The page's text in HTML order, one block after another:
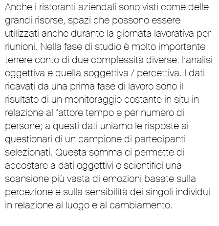
Anche i ristoranti aziendali sono visti come delle
grandi risorse, spazi che possono essere
utilizzati anche durante la giornata lavorativa per
riunioni. Nella fase di studio è molto importante
tenere conto di due complessità diverse: l’analisi
oggettiva e quella soggettiva / percettiva. I dati
ricavati da una prima fase di lavoro sono il
risultato di un monitoraggio costante in situ in
relazione al fattore tempo e per numero di
persone; a questi dati uniamo le risposte ai
questionari di un campione di partecipanti
selezionati. Questa somma ci permette di
accostare a dati oggettivi e scientifici una
scansione più vasta di emozioni basate sulla
percezione e sulla sensibilità dei singoli individui
in relazione al luogo e al cambiamento.